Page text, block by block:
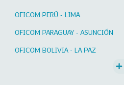
OFICOM PERÚ - LIMA
OFICOM PARAGUAY - ASUNCIÓN
OFICOM BOLIVIA - LA PAZ